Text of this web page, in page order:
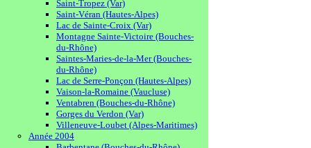
Saint-Tropez (Var)
Saint-Véran (Hautes-Alpes)
Lac de Sainte-Croix (Var)
Montagne Sainte-Victoire (Bouches-
du-Rhône)
Saintes-Maries-de-la-Mer (Bouches-
du-Rhône)
Lac de Serre-Ponçon (Hautes-Alpes)
Vaison-la-Romaine (Vaucluse)
Ventabren (Bouches-du-Rhône)
Gorges du Verdon (Var)
Villeneuve-Loubet (Alpes-Maritimes)
Année 2004